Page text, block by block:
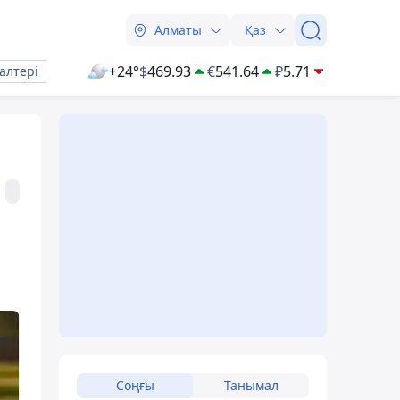
Алматы Қаз
+24°$469.93 €541.64 ₽5.71
Соңғы Танымал